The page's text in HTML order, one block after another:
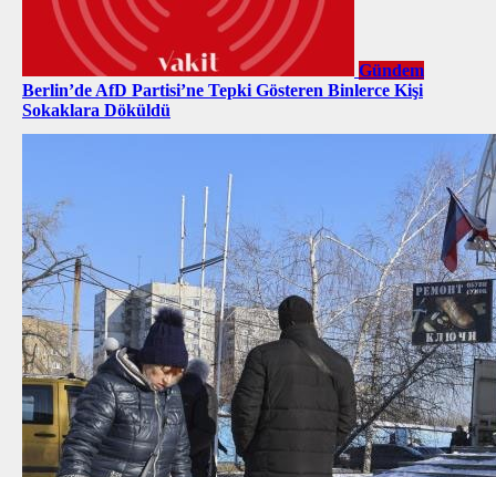
Gündem
Berlin’de AfD Partisi’ne Tepki Gösteren Binlerce Kişi
Sokaklara Döküldü